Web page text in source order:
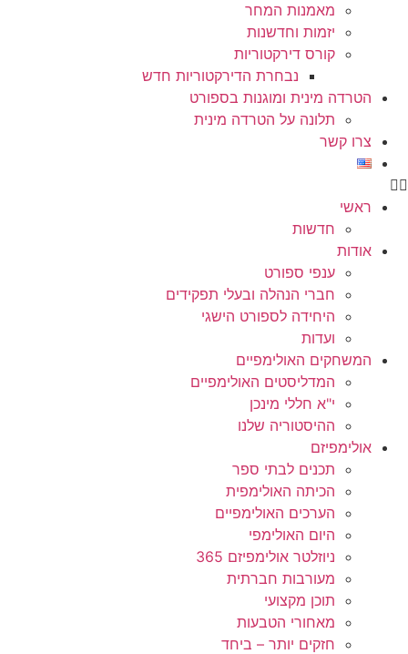
מאמנות המחר
יזמות וחדשנות
קורס דירקטוריות
נבחרת הדירקטוריות חדש
הטרדה מינית ומוגנות בספורט
תלונה על הטרדה מינית
צרו קשר
ראשי
חדשות
אודות
ענפי ספורט
חברי הנהלה ובעלי תפקידים
היחידה לספורט הישגי
ועדות
המשחקים האולימפיים
המדליסטים האולימפיים
י"א חללי מינכן
ההיסטוריה שלנו
אולימפיזם
תכנים לבתי ספר
הכיתה האולימפית
הערכים האולימפיים
היום האולימפי
ניוזלטר אולימפיזם 365
מעורבות חברתית
תוכן מקצועי
מאחורי הטבעות
חזקים יותר – ביחד